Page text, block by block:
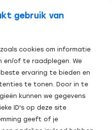
gebruik van
cookies om informatie
of te raadplegen. We
ervaring te bieden en
te tonen. Door in te
kunnen we gegevens
ID's op deze site
geeft of je